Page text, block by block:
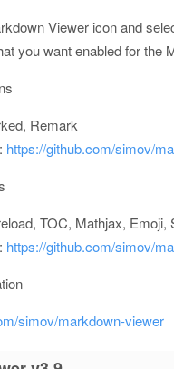
Viewer icon and
you want enabled for the
Remark
https://github.com/simov/
TOC, Mathjax, Emoji,
https://github.com/simov/
simov/markdown-viewer